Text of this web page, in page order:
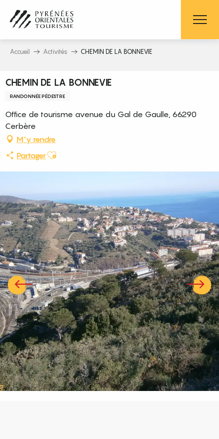
contenu
principal
Accueil Activités CHEMIN DE LA BONNEVIE
CHEMIN DE LA BONNEVIE
RANDONNÉE PÉDESTRE
Office de tourisme avenue du Gal de Gaulle, 66290
Cerbère
M'y rendre
PartagerAjouter aux favoris